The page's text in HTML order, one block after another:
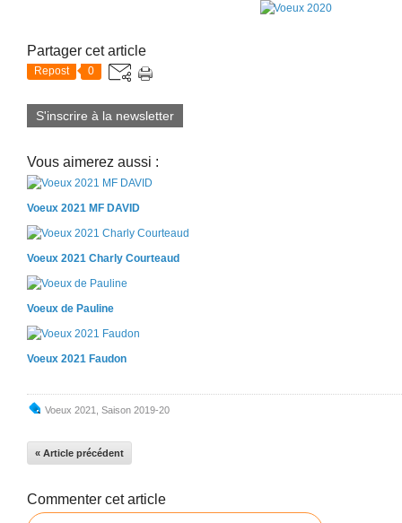
Partager cet article
Repost 0
S'inscrire à la newsletter
Vous aimerez aussi :
Voeux 2021 MF DAVID
Voeux 2021 Charly Courteaud
Voeux de Pauline
Voeux 2021 Faudon
Voeux 2021 Saison 2019-20
« Article précédent
Commenter cet article